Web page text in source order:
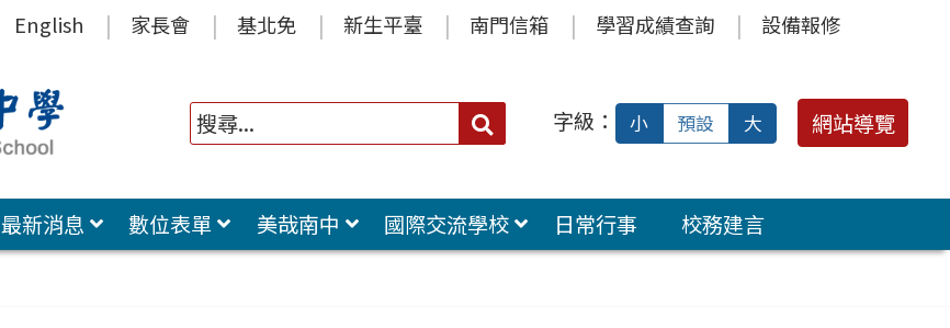
English 家長會 基北免 新生平臺 南門信箱 學習成績查詢 設備報修
搜
字級： 小 預設 大 網站導覽
最新消息 數位表單 美哉南中 國際交流學校 日常行事
校務建言